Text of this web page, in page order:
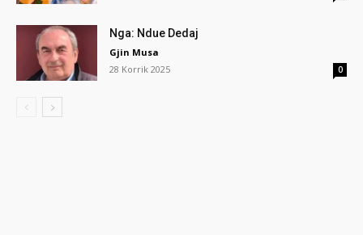
Nga: Ndue Dedaj
Gjin Musa
28 Korrik 2025
0